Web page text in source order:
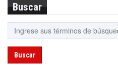
Buscar
Buscar